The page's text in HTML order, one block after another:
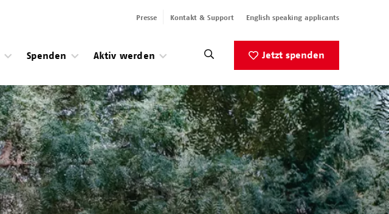
Spenden Aktiv werden
Presse Kontakt & Support English speaking applicants
Jetzt spenden